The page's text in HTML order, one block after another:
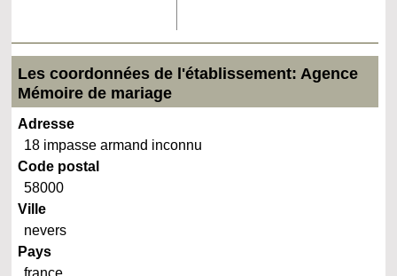
Les coordonnées de l'établissement: Agence
Mémoire de mariage
Adresse
18 impasse armand inconnu
Code postal
58000
Ville
nevers
Pays